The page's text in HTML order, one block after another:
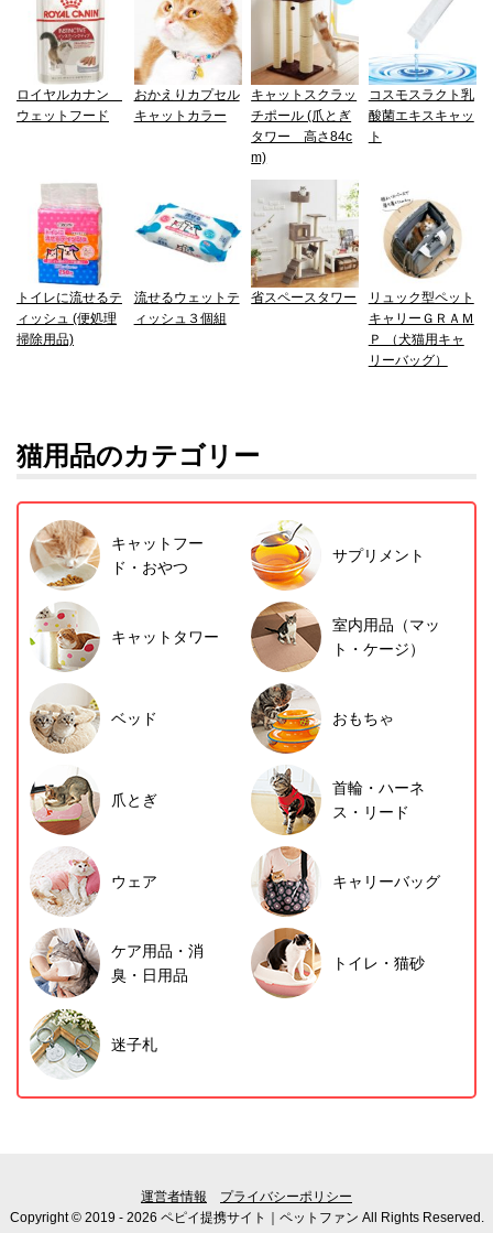
ロイヤルカナン
ウェットフード
おかえりカプセル
キャットカラー
キャットスクラッ
チポール (爪とぎ
タワー 高さ84c
m)
コスモスラクト乳
酸菌エキスキャッ
ト
トイレに流せるテ
ィッシュ (便処理
掃除用品)
流せるウェットテ
ィッシュ３個組
省スペースタワー
リュック型ペット
キャリーＧＲＡＭ
Ｐ （犬猫用キャ
リーバッグ）
猫用品のカテゴリー
キャットフー
ド・おやつ
サプリメント
キャットタワー
室内用品（マッ
ト・ケージ）
ベッド おもちゃ
爪とぎ
首輪・ハーネ
ス・リード
ウェア キャリーバッグ
ケア用品・消
臭・日用品
トイレ・猫砂
迷子札
運営者情報
プライバシーポリシー
Copyright © 2019 - 2026 ペピイ提携サイト｜ペットファン All Rights Reserved.